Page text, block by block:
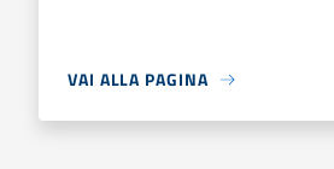
VAI ALLA PAGINA